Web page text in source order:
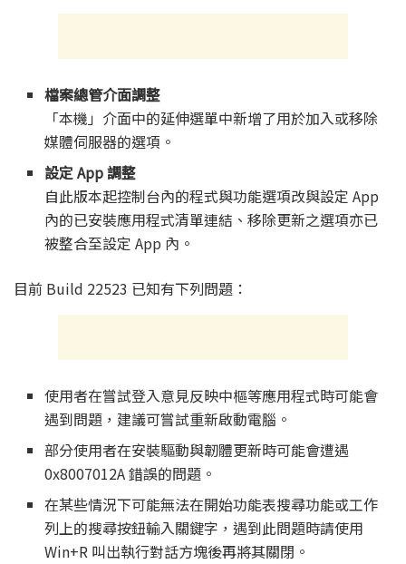
檔案總管介面調整
「本機」介面中的延伸選單中新增了用於加入或移除
媒體伺服器的選項。
設定 App 調整
自此版本起控制台內的程式與功能選項改與設定 App
內的已安裝應用程式清單連結、移除更新之選項亦已
被整合至設定 App 內。
目前 Build 22523 已知有下列問題：
使用者在嘗試登入意見反映中樞等應用程式時可能會
遇到問題，建議可嘗試重新啟動電腦。
部分使用者在安裝驅動與韌體更新時可能會遭遇
0x8007012A 錯誤的問題。
在某些情況下可能無法在開始功能表搜尋功能或工作
列上的搜尋按鈕輸入關鍵字，遇到此問題時請使用
Win+R 叫出執行對話方塊後再將其關閉。